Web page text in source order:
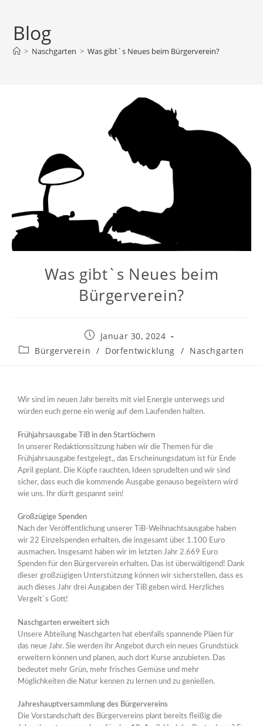
Blog
> Naschgarten > Was gibt`s Neues beim Bürgerverein?
Was gibt`s Neues beim
Bürgerverein?
Januar 30, 2024
Bürgerverein / Dorfentwicklung / Naschgarten
Wir sind im neuen Jahr bereits mit viel Energie unterwegs und
würden euch gerne ein wenig auf dem Laufenden halten.
Frühjahrsausgabe TiB in den Startlöchern
In unserer Redaktionssitzung haben wir die Themen für die
Frühjahrsausgabe festgelegt,, das Erscheinungsdatum ist für Ende
April geplant. Die Köpfe rauchten, Ideen sprudelten und wir sind
sicher, dass euch die kommende Ausgabe genauso begeistern wird
wie uns. Ihr dürft gespannt sein!
Großzügige Spenden
Nach der Veröffentlichung unserer TiB-Weihnachtsausgabe haben
wir 22 Einzelspenden erhalten, die insgesamt über 1.100 Euro
ausmachen. Insgesamt haben wir im letzten Jahr 2.669 Euro
Spenden für den Bürgerverein erhalten. Das ist überwältigend! Dank
dieser großzügigen Unterstützung können wir sicherstellen, dass es
auch dieses Jahr drei Ausgaben der TiB geben wird. Herzliches
Vergelt`s Gott!
Naschgarten erweitert sich
Unsere Abteilung Naschgarten hat ebenfalls spannende Pläen für
das neue Jahr. Sie werden ihr Angebot durch ein neues Grundstück
erweitern können und planen, auch dort Kurse anzubieten. Das
bedeutet mehr Grün, mehr frisches Gemüse und mehr
Möglichkeiten die Natur kennen zu lernen und zu genießen.
Jahreshauptversammlung des Bürgervereins
Die Vorstandschaft des Bürgervereins plant bereits fleißig die